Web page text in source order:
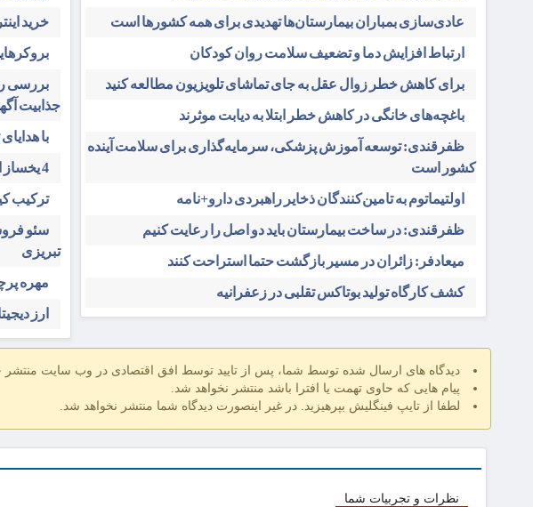
عادی‌سازی بمباران بیمارستان‌ها تهدیدی برای همه کشورها است
ارتباط افزایش دما و تضعیف سلامت روان کودکان
برای کاهش خطر زوال عقل به جای تماشای تلویزیون مطالعه کنید
باغچه‌های خانگی در کاهش خطر ابتلا به دیابت موثرند
ظفرقندی: توسعه آموزش پزشکی، سرمایه‌گذاری برای سلامت آینده
کشور است
اولتیماتوم به تامین‌کنندگان ذخایر راهبردی دارو+نامه
ظفرقندی: در ساخت بیمارستان باید دو اصل را رعایت کنیم
میعادفر: زائران در مسیر بازگشت حتما استراحت کنند
کشف کارگاه تولید بوتاکس تقلبی در زعفرانیه
خرید
بررسی
جذابیت
با
4 یخساز ایرانی برتر
ترکیب
سئو
تبریزی
مهره
ارز
دیدگاه های ارسال شده توسط شما، پس از تایید توسط افق اقتصادی در وب سایت منتشر
پیام هایی که حاوی تهمت یا افترا باشد منتشر نخواهد شد.
لطفا از تایپ فینگلیش بپرهیزید. در غیر اینصورت دیدگاه شما منتشر نخواهد شد.
نظرات و تجربیات شما